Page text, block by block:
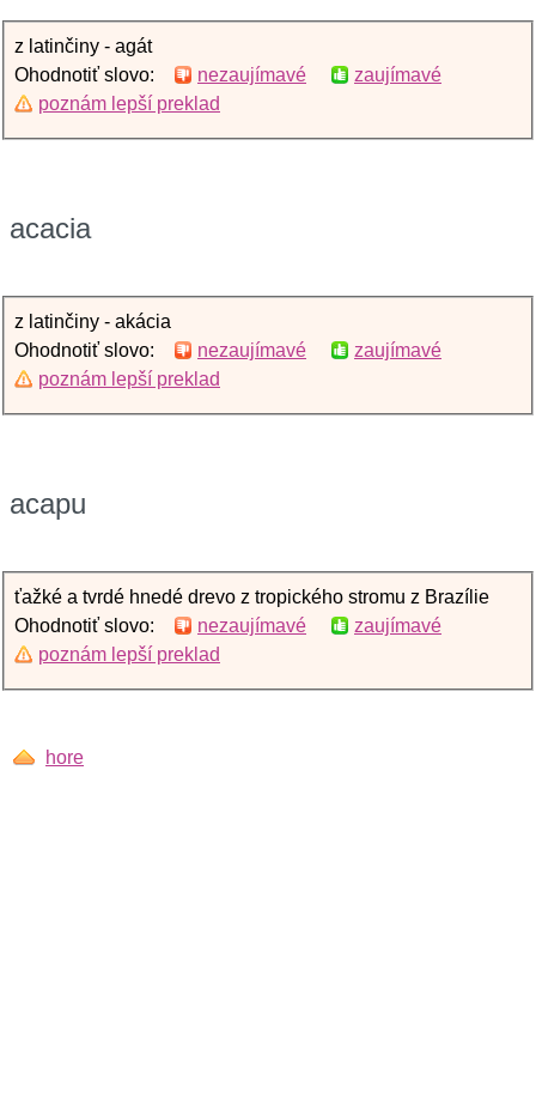
z latinčiny - agát
Ohodnotiť slovo:
nezaujímavé
zaujímavé
poznám lepší preklad
acacia
z latinčiny - akácia
Ohodnotiť slovo:
nezaujímavé
zaujímavé
poznám lepší preklad
acapu
ťažké a tvrdé hnedé drevo z tropického stromu z Brazílie
Ohodnotiť slovo:
nezaujímavé
zaujímavé
poznám lepší preklad
hore